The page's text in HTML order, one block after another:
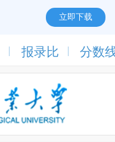
立即下载
报录比 分数